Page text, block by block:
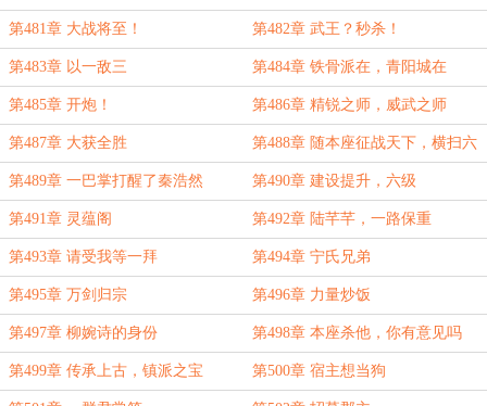
第481章 大战将至！ 第482章 武王？秒杀！
第483章 以一敌三 第484章 铁骨派在，青阳城在
第485章 开炮！ 第486章 精锐之师，威武之师
第487章 大获全胜 第488章 随本座征战天下，横扫六
合八荒
第489章 一巴掌打醒了秦浩然 第490章 建设提升，六级
第491章 灵蕴阁 第492章 陆芊芊，一路保重
第493章 请受我等一拜 第494章 宁氏兄弟
第495章 万剑归宗 第496章 力量炒饭
第497章 柳婉诗的身份 第498章 本座杀他，你有意见吗
第499章 传承上古，镇派之宝 第500章 宿主想当狗